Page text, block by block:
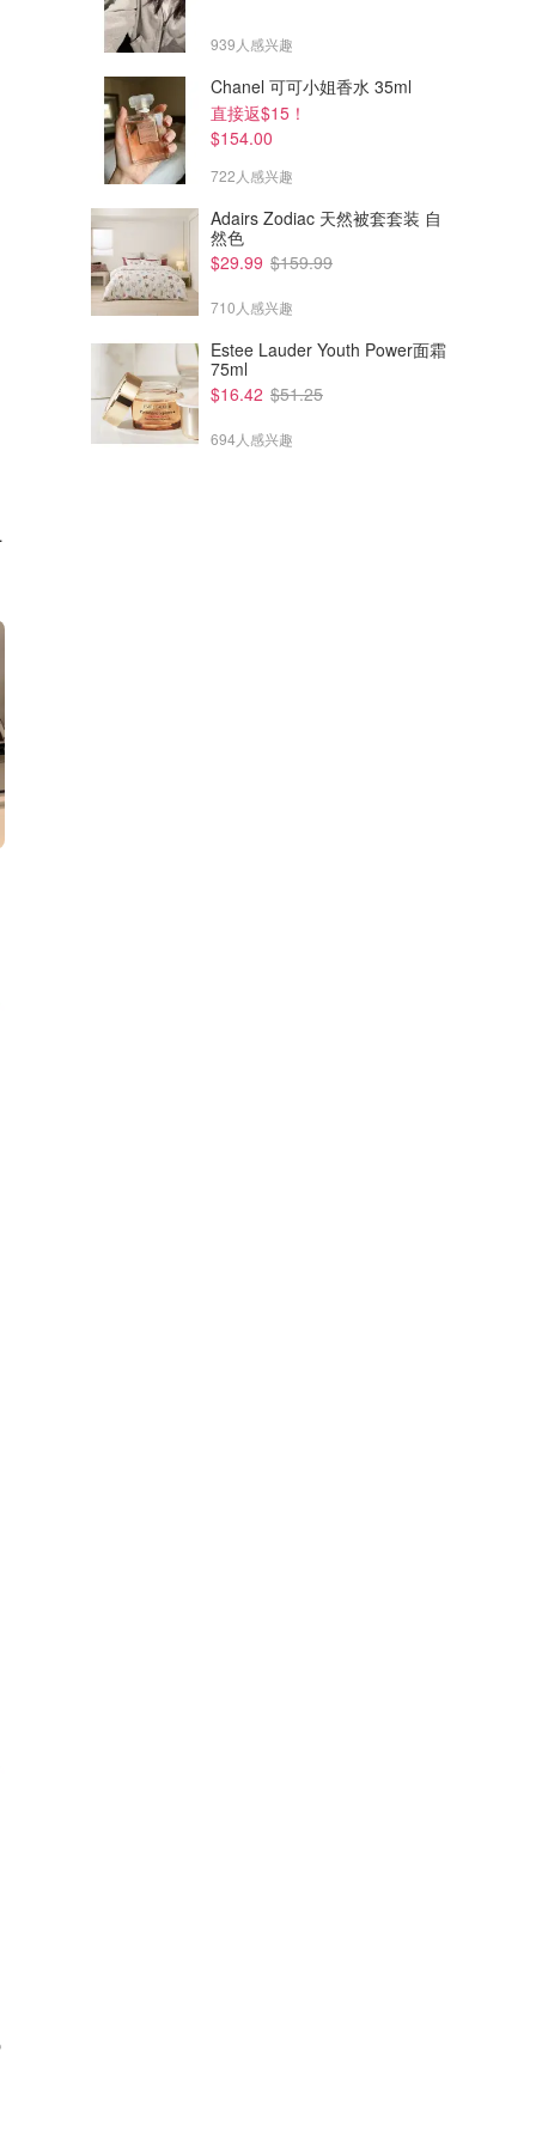
939人感兴趣
Chanel 可可小姐香水 35ml
直接返$15！
$154.00
722人感兴趣
Adairs Zodiac 天然被套套装 自
然色
$29.99 $159.99
710人感兴趣
Estee Lauder Youth Power面霜
75ml
$16.42 $51.25
694人感兴趣